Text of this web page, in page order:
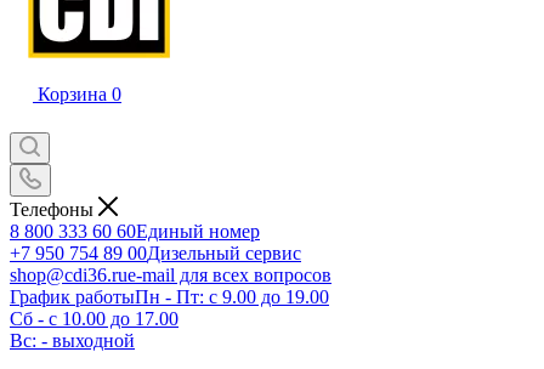
Корзина 0
Телефоны
8 800 333 60 60Единый номер
+7 950 754 89 00Дизельный сервис
shop@cdi36.rue-mail для всех вопросов
График работыПн - Пт: с 9.00 до 19.00
Сб - с 10.00 до 17.00
Вс: - выходной